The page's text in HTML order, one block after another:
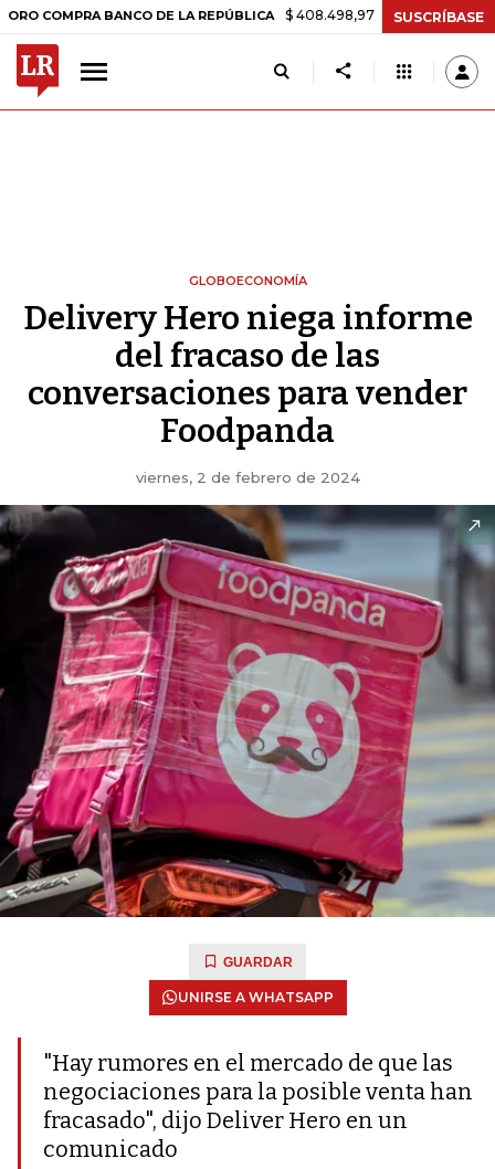
BANCO DE LA REPÚBLICA $ 408.498,97 +$ 8.753,81 +2,19%
SUSCRÍBASE
GLOBOECONOMÍA
Delivery Hero niega informe
del fracaso de las
conversaciones para vender
Foodpanda
viernes, 2 de febrero de 2024
GUARDAR
UNIRSE A WHATSAPP
"Hay rumores en el mercado de que las
negociaciones para la posible venta han
fracasado", dijo Deliver Hero en un
comunicado